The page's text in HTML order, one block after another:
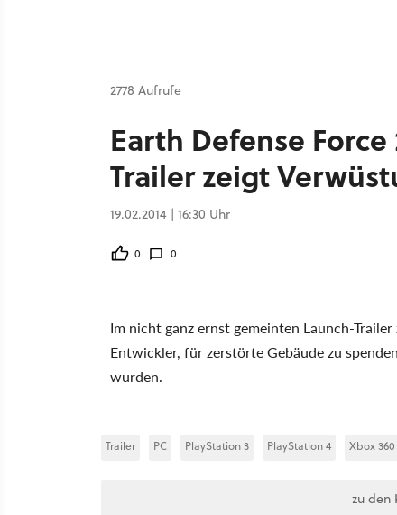
2778 Aufrufe
Earth Defense
Trailer zeigt
19.02.2014 | 16:30 Uhr
0 0
Im nicht ganz ernst gemeinten Launch-
Entwickler, für zerstörte Gebäude zu
wurden.
Trailer PC PlayStation 3 PlayStation 4 Xbox 360
zu den